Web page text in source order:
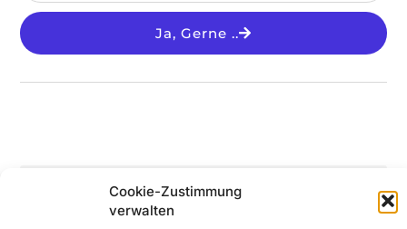
Cookie-Zustimmung
verwalten
Ja, Gerne ..